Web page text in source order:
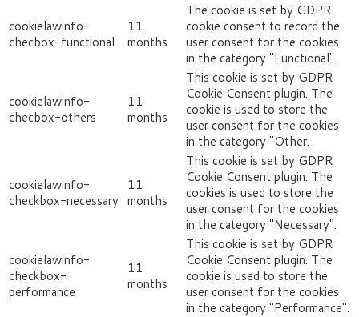
cookielawinfo-
checbox-functional
11
months
The cookie is set by GDPR
cookie consent to record the
user consent for the cookies
in the category "Functional".
cookielawinfo-
checbox-others
11
months
This cookie is set by GDPR
Cookie Consent plugin. The
cookie is used to store the
user consent for the cookies
in the category "Other.
cookielawinfo-
checkbox-necessary
11
months
This cookie is set by GDPR
Cookie Consent plugin. The
cookies is used to store the
user consent for the cookies
in the category "Necessary".
cookielawinfo-
checkbox-
performance
11
months
This cookie is set by GDPR
Cookie Consent plugin. The
cookie is used to store the
user consent for the cookies
in the category "Performance".